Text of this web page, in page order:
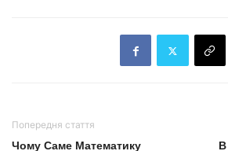
Попередня стаття
Чому Саме Математику